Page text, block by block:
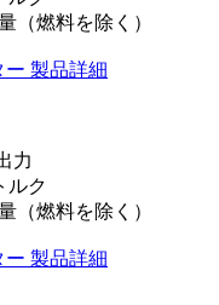
（燃料を除く）
ー 製品詳細
力
ルク
（燃料を除く）
ー 製品詳細